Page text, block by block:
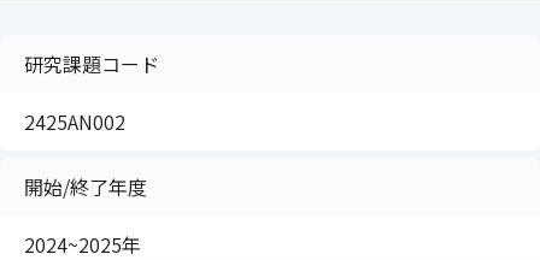
研究課題コード
2425AN002
開始/終了年度
2024~2025年